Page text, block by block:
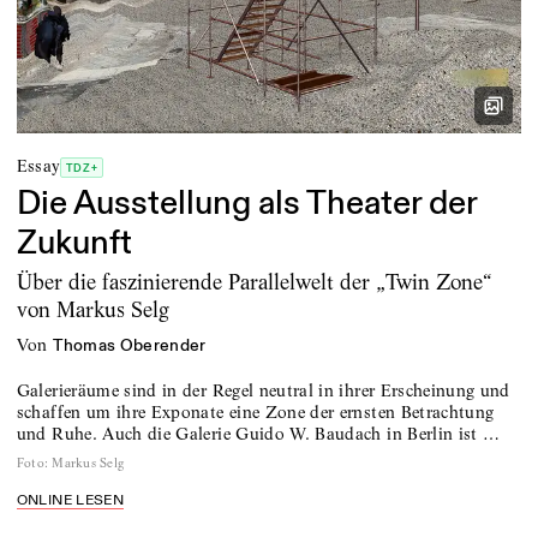
Essay TDZ+
Die Ausstellung als Theater der
Zukunft
Über die faszinierende Parallelwelt der „Twin Zone“
von Markus Selg
von Thomas Oberender
Galerieräume sind in der Regel neutral in ihrer Erscheinung und
schaffen um ihre Exponate eine Zone der ernsten Betrachtung
und Ruhe. Auch die Galerie Guido W. Baudach in Berlin ist …
Foto: Markus Selg
ONLINE LESEN